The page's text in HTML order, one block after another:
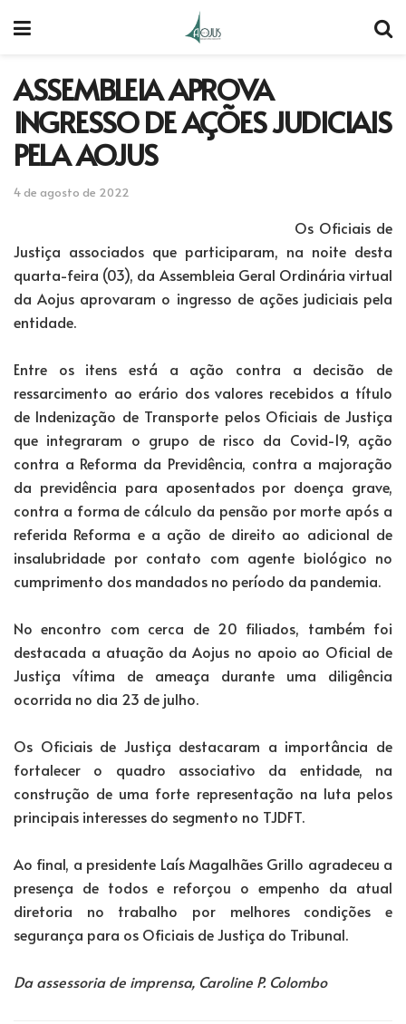
ASSEMBLEIA APROVA
INGRESSO DE AÇÕES JUDICIAIS
PELA AOJUS
4 de agosto de 2022
Os Oficiais de
Justiça associados que participaram, na noite desta
quarta-feira (03), da Assembleia Geral Ordinária virtual
da Aojus aprovaram o ingresso de ações judiciais pela
entidade.
Entre os itens está a ação contra a decisão de
ressarcimento ao erário dos valores recebidos a título
de Indenização de Transporte pelos Oficiais de Justiça
que integraram o grupo de risco da Covid-19, ação
contra a Reforma da Previdência, contra a majoração
da previdência para aposentados por doença grave,
contra a forma de cálculo da pensão por morte após a
referida Reforma e a ação de direito ao adicional de
insalubridade por contato com agente biológico no
cumprimento dos mandados no período da pandemia.
No encontro com cerca de 20 filiados, também foi
destacada a atuação da Aojus no apoio ao Oficial de
Justiça vítima de ameaça durante uma diligência
ocorrida no dia 23 de julho.
Os Oficiais de Justiça destacaram a importância de
fortalecer o quadro associativo da entidade, na
construção de uma forte representação na luta pelos
principais interesses do segmento no TJDFT.
Ao final, a presidente Laís Magalhães Grillo agradeceu a
presença de todos e reforçou o empenho da atual
diretoria no trabalho por melhores condições e
segurança para os Oficiais de Justiça do Tribunal.
Da assessoria de imprensa, Caroline P. Colombo